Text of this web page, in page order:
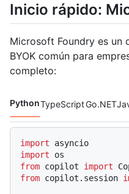
Inicio rápido:
Microsoft Foundry es un
BYOK común para
completo:
Lenguajes de
PythonTypeScriptGo.NET
import
import
from copilot import
from copilot.session